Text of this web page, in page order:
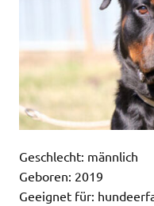
Geschlecht: männlich
Geboren: 2019
Geeignet für: